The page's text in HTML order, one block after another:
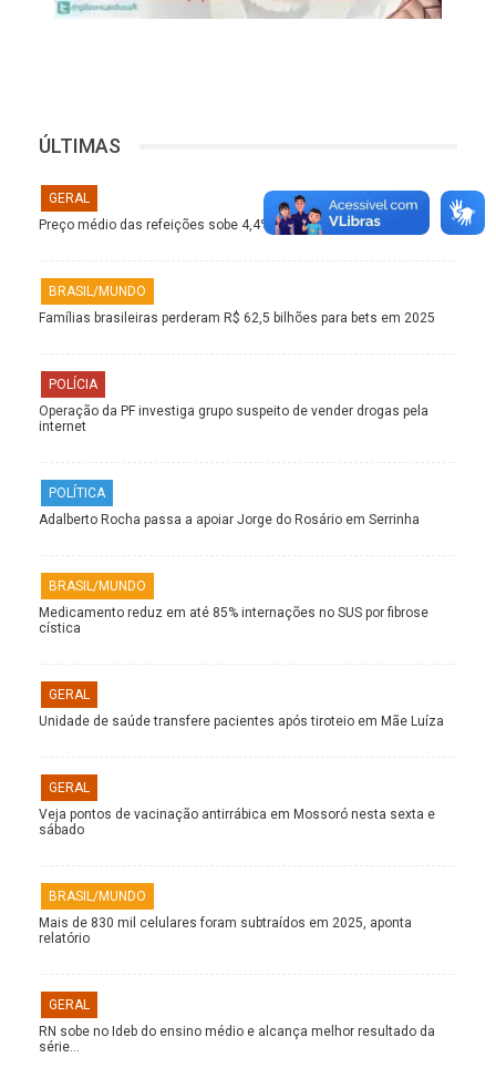
ÚLTIMAS
GERAL
Preço médio das refeições sobe 4,4% nos restaurantes
BRASIL/MUNDO
Famílias brasileiras perderam R$ 62,5 bilhões para bets em 2025
POLÍCIA
Operação da PF investiga grupo suspeito de vender drogas pela
internet
POLÍTICA
Adalberto Rocha passa a apoiar Jorge do Rosário em Serrinha
BRASIL/MUNDO
Medicamento reduz em até 85% internações no SUS por fibrose
cística
GERAL
Unidade de saúde transfere pacientes após tiroteio em Mãe Luíza
GERAL
Veja pontos de vacinação antirrábica em Mossoró nesta sexta e
sábado
BRASIL/MUNDO
Mais de 830 mil celulares foram subtraídos em 2025, aponta
relatório
GERAL
RN sobe no Ideb do ensino médio e alcança melhor resultado da
série…